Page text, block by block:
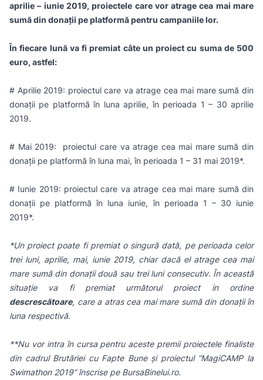
aprilie – iunie 2019, proiectele care vor atrage cea mai mare
sumă din donații pe platformă pentru campaniile lor.
În fiecare lună va fi premiat câte un proiect cu suma de 500
euro, astfel:
# Aprilie 2019: proiectul care va atrage cea mai mare sumă din
donații pe platformă în luna aprilie, în perioada 1 – 30 aprilie
2019.
# Mai 2019: proiectul care va atrage cea mai mare sumă din
donații pe platformă în luna mai, în perioada 1 – 31 mai 2019*.
# Iunie 2019: proiectul care va atrage cea mai mare sumă din
donații pe platformă în luna iunie, în perioada 1 – 30 iunie
2019*.
*Un proiect poate fi premiat o singură dată, pe perioada celor
trei luni, aprilie, mai, iunie 2019, chiar dacă el atrage cea mai
mare sumă din donații două sau trei luni consecutiv. În această
situație va fi premiat următorul proiect in ordine
descrescătoare, care a atras cea mai mare sumă din donații în
luna respectivă.
**Nu vor intra în cursa pentru aceste premii proiectele finaliste
din cadrul Brutăriei cu Fapte Bune și proiectul ”MagiCAMP la
Swimathon 2019” înscrise pe BursaBinelui.ro.